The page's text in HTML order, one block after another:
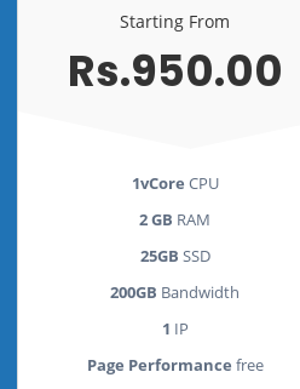
Starting From
Rs.950.00
1vCore CPU
2 GB RAM
25GB SSD
200GB Bandwidth
1 IP
Page Performance free